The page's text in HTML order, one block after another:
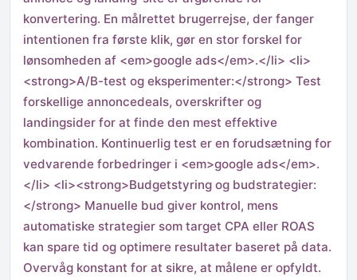
konvertering. En målrettet brugerrejse, der fanger
intentionen fra første klik, gør en stor forskel for
lønsomheden af <em>google ads</em>.</li> <li>
<strong>A/B-test og eksperimenter:</strong> Test
forskellige annoncedeals, overskrifter og
landingsider for at finde den mest effektive
kombination. Kontinuerlig test er en forudsætning for
vedvarende forbedringer i <em>google ads</em>.
</li> <li><strong>Budgetstyring og budstrategier:
</strong> Manuelle bud giver kontrol, mens
automatiske strategier som target CPA eller ROAS
kan spare tid og optimere resultater baseret på data.
Overvåg konstant for at sikre, at målene er opfyldt.